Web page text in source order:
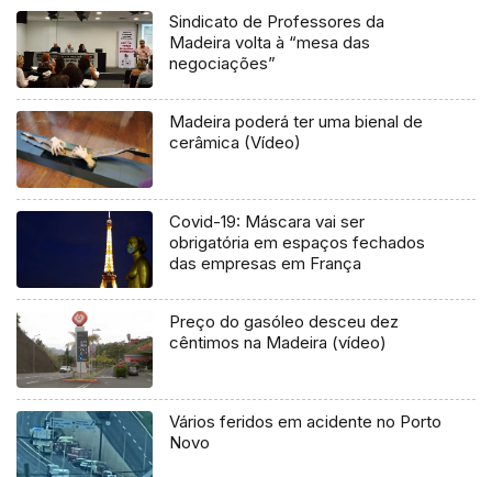
Sindicato de Professores da
Madeira volta à “mesa das
negociações”
Madeira poderá ter uma bienal de
cerâmica (Vídeo)
Covid-19: Máscara vai ser
obrigatória em espaços fechados
das empresas em França
Preço do gasóleo desceu dez
cêntimos na Madeira (vídeo)
Vários feridos em acidente no Porto
Novo